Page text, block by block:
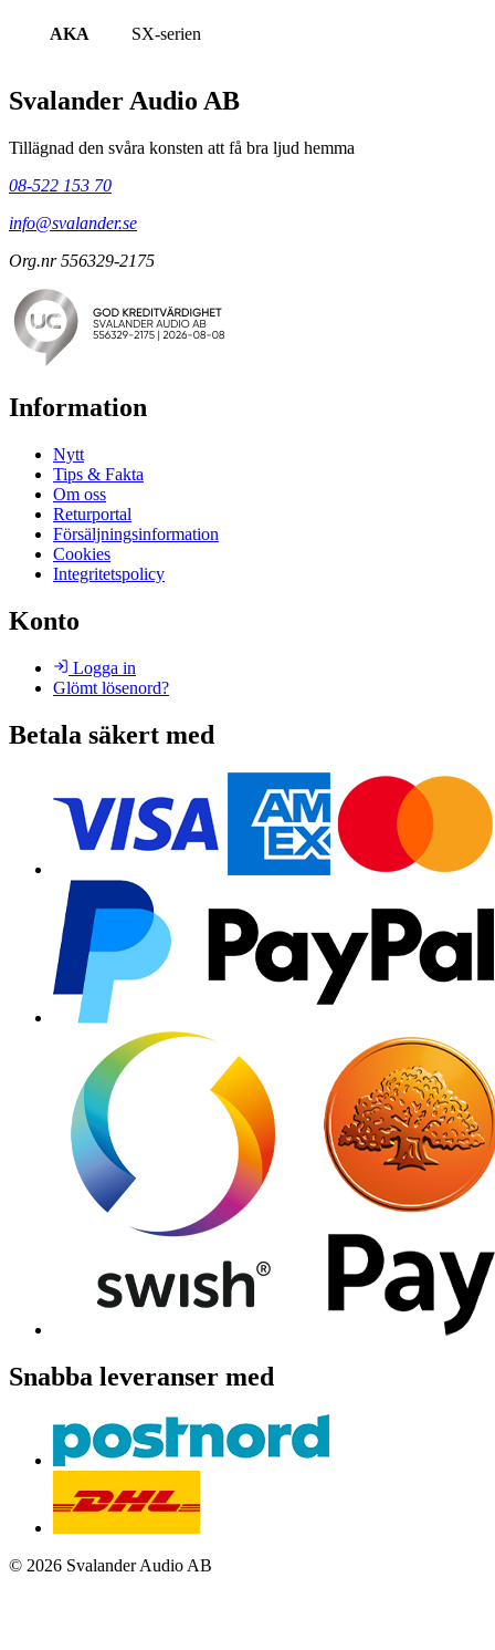
AKA SX-serien
Svalander Audio AB
Tillägnad den svåra konsten att få bra ljud hemma
08-522 153 70
info@svalander.se
Org.nr 556329-2175
Information
Nytt
Tips & Fakta
Om oss
Returportal
Försäljningsinformation
Cookies
Integritetspolicy
Konto
Logga in
Glömt lösenord?
Betala säkert med
Snabba leveranser med
© 2026 Svalander Audio AB